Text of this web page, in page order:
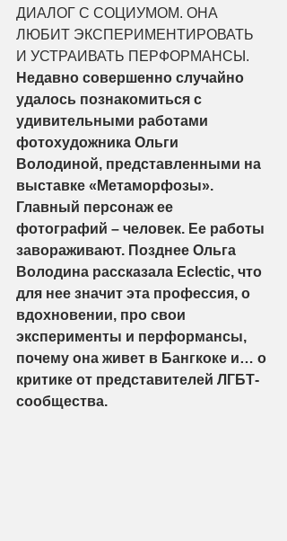
ДИАЛОГ С СОЦИУМОМ. ОНА
ЛЮБИТ ЭКСПЕРИМЕНТИРОВАТЬ
И УСТРАИВАТЬ ПЕРФОРМАНСЫ.
Недавно совершенно случайно
удалось познакомиться с
удивительными работами
фотохудожника Ольги
Володиной, представленными на
выставке «Метаморфозы».
Главный персонаж ее
фотографий – человек. Ее работы
завораживают. Позднее Ольга
Володина рассказала Eclectic, что
для нее значит эта профессия, о
вдохновении, про свои
эксперименты и перформансы,
почему она живет в Бангкоке и… о
критике от представителей ЛГБТ-
сообщества.